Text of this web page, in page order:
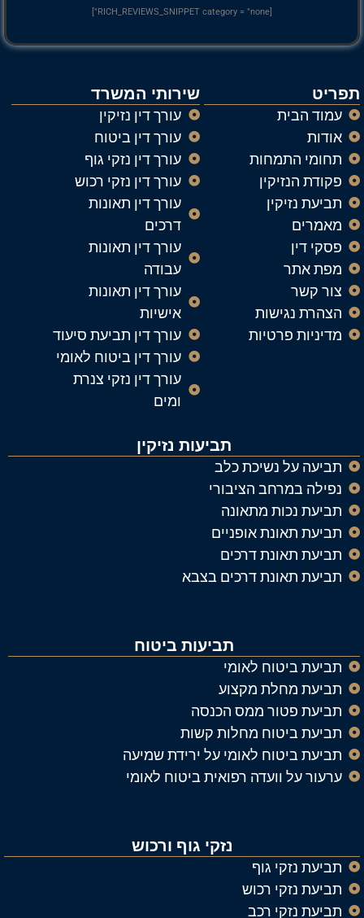
תפריט
עמוד הבית
אודות
תחומי התמחות
פקודת הנזיקין
תביעת נזיקין
מאמרים
פסקי דין
מפת אתר
צור קשר
הצהרת נגישות
מדיניות פרטיות
שירותי המשרד
עורך דין נזיקין
עורך דין ביטוח
עורך דין נזקי גוף
עורך דין נזקי רכוש
עורך דין תאונות
דרכים
עורך דין תאונות
עבודה
עורך דין תאונות
אישיות
עורך דין תביעת סיעוד
עורך דין ביטוח לאומי
עורך דין נזקי צנרת
ומים
תביעות נזיקין
תביעה על נשיכת כלב
נפילה במרחב הציבורי
תביעת נכות מתאונה
תביעת תאונת אופניים
תביעת תאונת דרכים
תביעת תאונת דרכים בצבא
תביעות ביטוח
תביעת ביטוח לאומי
תביעת מחלת מקצוע
תביעת פטור ממס הכנסה
תביעת ביטוח מחלות קשות
תביעת ביטוח לאומי על ירידת שמיעה
ערעור על וועדה רפואית ביטוח לאומי
נזקי גוף ורכוש
תביעת נזקי גוף
תביעת נזקי רכוש
תביעת נזקי רכב